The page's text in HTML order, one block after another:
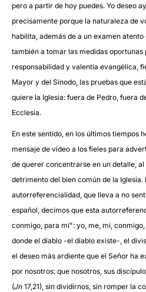
pero a partir de hoy puedes. Yo deseo
precisamente porque la naturaleza de
habilita, además de a un examen
también a tomar las medidas
responsabilidad y valentía evangélica,
Mayor y del Sínodo, las pruebas que
quiere la Iglesia: fuera de Pedro, fuera
Ecclesia.
En este sentido, en los últimos tiempos
mensaje de vídeo a los fieles para
de querer concentrarse en un detalle,
detrimento del bien común de la Iglesia.
autorreferencialidad, que lleva a no
español, decimos que esta
conmigo, para mí": yo, me, mi,
donde el diablo -el diablo existe-, el
el deseo más ardiente que el Señor ha
por nosotros: que nosotros, sus
(Jn 17,21), sin dividirnos, sin romper la